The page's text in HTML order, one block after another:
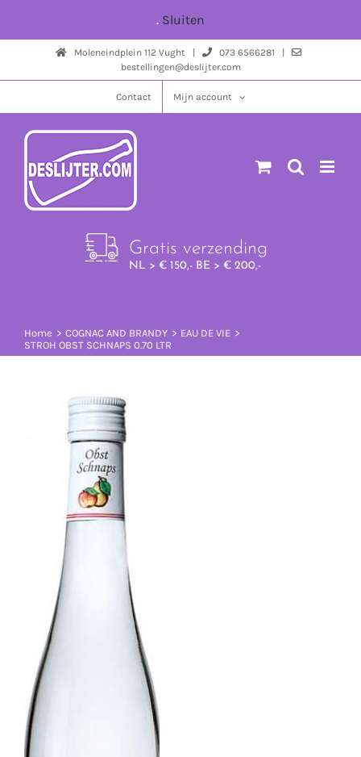
. Sluiten
Moleneindplein 112 Vught |
073 6566281 |
bestellingen@deslijter.com
Contact Mijn account
Gratis verzending
NL > € 150,- BE > € 200,-
Home COGNAC AND BRANDY
EAU DE VIE
STROH OBST SCHNAPS 0.70 LTR